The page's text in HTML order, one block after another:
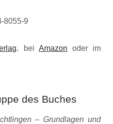
8055-9
, bei Amazon oder im
des Buches
– Grundlagen und